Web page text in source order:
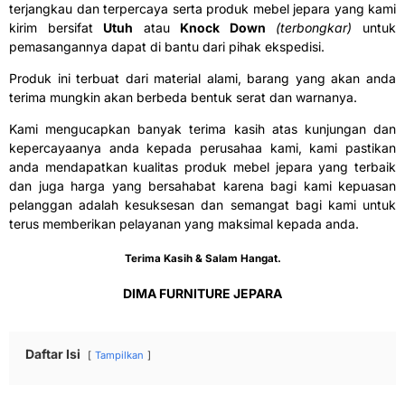
terjangkau dan terpercaya serta produk mebel jepara yang kami
kirim bersifat Utuh atau Knock Down (terbongkar) untuk
pemasangannya dapat di bantu dari pihak ekspedisi.
Produk ini terbuat dari material alami, barang yang akan anda
terima mungkin akan berbeda bentuk serat dan warnanya.
Kami mengucapkan banyak terima kasih atas kunjungan dan
kepercayaanya anda kepada perusahaa kami, kami pastikan
anda mendapatkan kualitas produk mebel jepara yang terbaik
dan juga harga yang bersahabat karena bagi kami kepuasan
pelanggan adalah kesuksesan dan semangat bagi kami untuk
terus memberikan pelayanan yang maksimal kepada anda.
Terima Kasih & Salam Hangat.
DIMA FURNITURE JEPARA
Daftar Isi Tampilkan